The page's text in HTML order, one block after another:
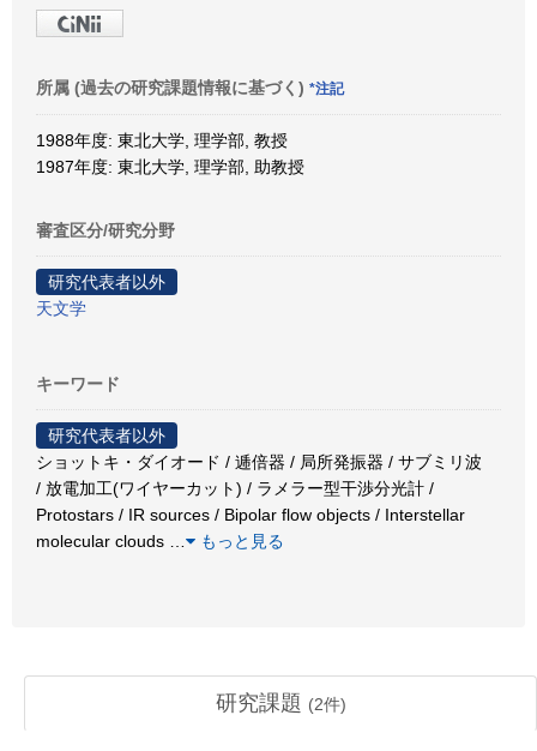
所属 (過去の研究課題情報に基づく) *注記
1988年度: 東北大学, 理学部, 教授
1987年度: 東北大学, 理学部, 助教授
審査区分/研究分野
研究代表者以外
天文学
キーワード
研究代表者以外
ショットキ・ダイオード / 逓倍器 / 局所発振器 / サブミリ波
/ 放電加工(ワイヤーカット) / ラメラー型干渉分光計 /
Protostars / IR sources / Bipolar flow objects / Interstellar
molecular clouds
もっと見る
研究課題 (2件)